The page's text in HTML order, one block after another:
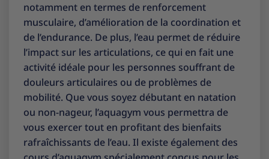
notamment en termes de renforcement
musculaire, d’amélioration de la coordination et
de l’endurance. De plus, l’eau permet de réduire
l’impact sur les articulations, ce qui en fait une
activité idéale pour les personnes souffrant de
douleurs articulaires ou de problèmes de
mobilité. Que vous soyez débutant en natation
ou non-nageur, l’aquagym vous permettra de
vous exercer tout en profitant des bienfaits
rafraîchissants de l’eau. Il existe également des